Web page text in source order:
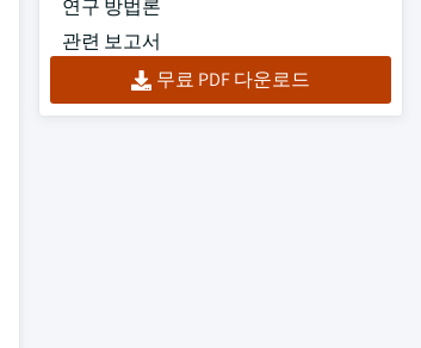
연구 방법론
관련 보고서
무료 PDF 다운로드